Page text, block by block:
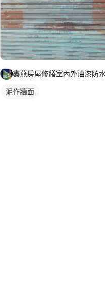
鑫燕房屋修繕室內外油漆防
泥作牆面